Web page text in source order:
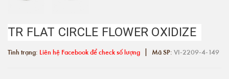
TR FLAT CIRCLE FLOWER OXIDIZE
Tình trạng: Liên hệ Facebook để check số lượng | Mã SP: VI-2209-4-149